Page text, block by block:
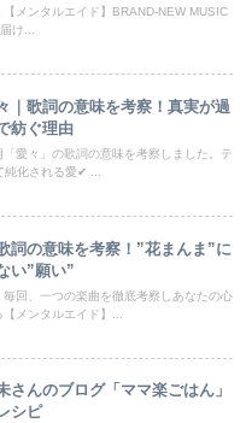
メンタルエイド】BRAND-NEW MUSIC
け...
｜歌詞の意味を考察！真実が過
紡ぐ理由
「愛々」の歌詞の意味を考察しました。テ
化される愛✔ ...
詞の意味を考察！”花まんま”に
い”願い”
回、一つの楽曲を徹底考察しあなたの心
メンタルエイド】...
さんのブログ「ママ楽ごはん」
シピ